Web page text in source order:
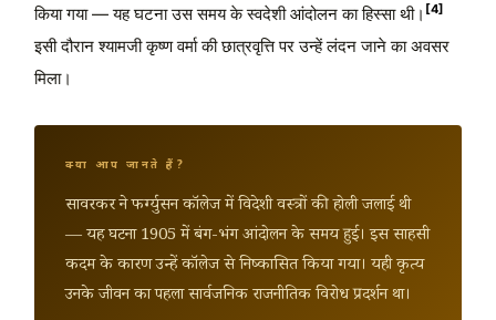
किया गया — यह घटना उस समय के स्वदेशी आंदोलन का हिस्सा थी। [4]
इसी दौरान श्यामजी कृष्ण वर्मा की छात्रवृत्ति पर उन्हें लंदन जाने का अवसर
मिला।
क्या आप जानते हैं?
सावरकर ने फर्ग्युसन कॉलेज में विदेशी वस्त्रों की होली जलाई थी
— यह घटना 1905 में बंग-भंग आंदोलन के समय हुई। इस साहसी
कदम के कारण उन्हें कॉलेज से निष्कासित किया गया। यही कृत्य
उनके जीवन का पहला सार्वजनिक राजनीतिक विरोध प्रदर्शन था।